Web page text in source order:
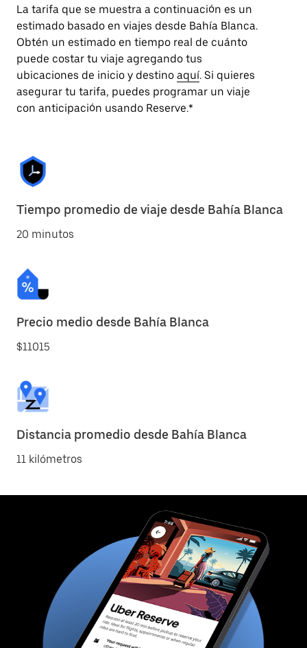
La tarifa que se muestra a continuación es un
estimado basado en viajes desde Bahía Blanca.
Obtén un estimado en tiempo real de cuánto
puede costar tu viaje agregando tus
ubicaciones de inicio y destino aquí. Si quieres
asegurar tu tarifa, puedes programar un viaje
con anticipación usando Reserve.*
Tiempo promedio de viaje desde Bahía Blanca
20 minutos
Precio medio desde Bahía Blanca
$11015
Distancia promedio desde Bahía Blanca
11 kilómetros